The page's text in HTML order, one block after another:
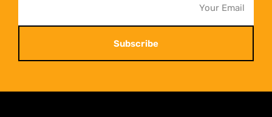
Subscribe